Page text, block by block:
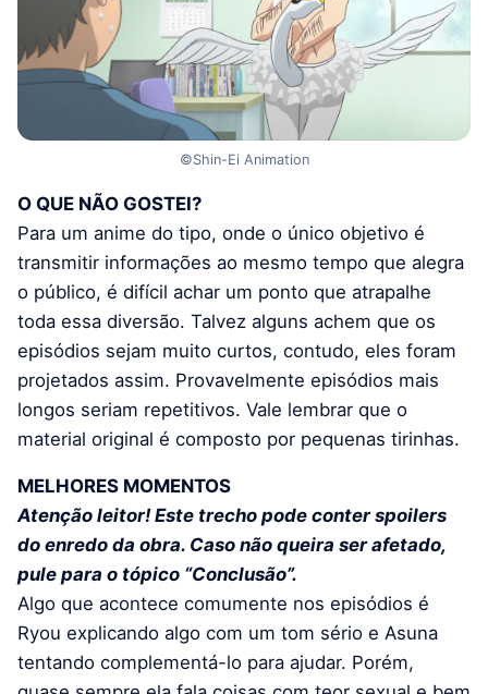
©Shin-Ei Animation
O QUE NÃO GOSTEI?
Para um anime do tipo, onde o único objetivo é
transmitir informações ao mesmo tempo que alegra
o público, é difícil achar um ponto que atrapalhe
toda essa diversão. Talvez alguns achem que os
episódios sejam muito curtos, contudo, eles foram
projetados assim. Provavelmente episódios mais
longos seriam repetitivos. Vale lembrar que o
material original é composto por pequenas tirinhas.
MELHORES MOMENTOS
Atenção leitor! Este trecho pode conter spoilers
do enredo da obra. Caso não queira ser afetado,
pule para o tópico “Conclusão”.
Algo que acontece comumente nos episódios é
Ryou explicando algo com um tom sério e Asuna
tentando complementá-lo para ajudar. Porém,